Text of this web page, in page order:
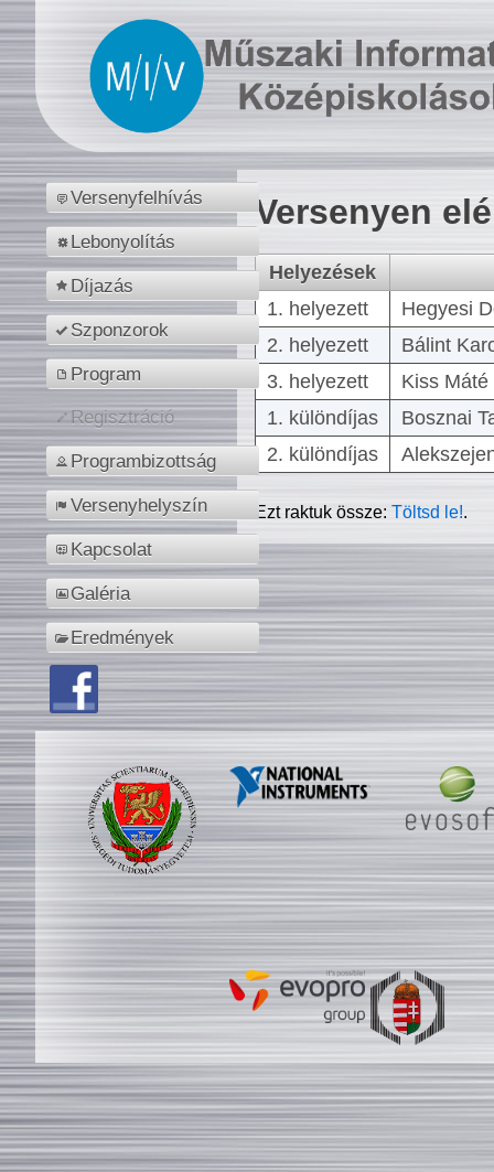
Versenyfelhívás
Lebonyolítás
Díjazás
Szponzorok
Program
Regisztráció
Programbizottság
Versenyhelyszín
Kapcsolat
Galéria
Eredmények
Versenyen
Helyezések
1. helyezett
Hegyesi
2. helyezett
Bálint
3. helyezett
Kiss
1. különdíjas
Bosznai
2. különdíjas
Ezt raktuk össze:Töltsd le!.